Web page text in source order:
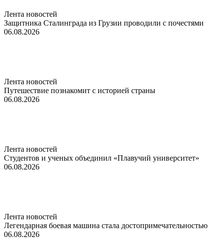
Лента новостей
Защитника Сталинграда из Грузии проводили с почестями
06.08.2026
Лента новостей
Путешествие познакомит с историей страны
06.08.2026
Лента новостей
Студентов и ученых объединил «Плавучий университет»
06.08.2026
Лента новостей
Легендарная боевая машина стала достопримечательностью
06.08.2026